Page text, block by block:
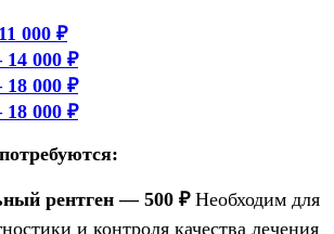
000 ₽
000 ₽
000 ₽
000 ₽
рентген — 500 ₽Необходим для
и контроля качества лечения